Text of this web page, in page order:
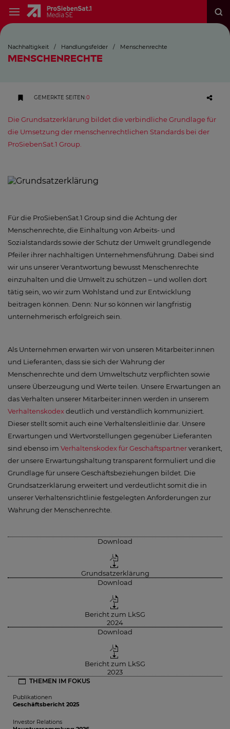
Nachhaltigkeit / Handlungsfelder / Menschenrechte
MENSCHENRECHTE
GEMERKTE SEITEN:0
Die Grundsatzerklärung bildet die verbindliche Grundlage für
die Umsetzung der menschenrechtlichen Standards bei der
ProSiebenSat.1 Group.
Für die ProSiebenSat.1 Group sind die Achtung der
Menschenrechte, die Einhaltung von Arbeits- und
Sozialstandards sowie der Schutz der Umwelt grundlegende
Pfeiler ihrer nachhaltigen Unternehmensführung. Dabei sind
wir uns unserer Verantwortung bewusst Menschenrechte
einzuhalten und die Umwelt zu schützen – und wollen dort
tätig sein, wo wir zum Wohlstand und zur Entwicklung
beitragen können. Denn: Nur so können wir langfristig
unternehmerisch erfolgreich sein.
Als Unternehmen erwarten wir von unseren Mitarbeiter:innen
und Lieferanten, dass sie sich der Wahrung der
Menschenrechte und dem Umweltschutz verpflichten sowie
unsere Überzeugung und Werte teilen. Unsere Erwartungen an
das Verhalten unserer Mitarbeiter:innen werden in unserem
Verhaltenskodexdeutlich und verständlich kommuniziert.
Dieser stellt somit auch eine Verhaltensleitlinie dar. Unsere
Erwartungen und Wertvorstellungen gegenüber Lieferanten
sind ebenso im Verhaltenskodex für Geschäftspartnerverankert,
der unsere Erwartungshaltung transparent formuliert und die
Grundlage für unsere Geschäftsbeziehungen bildet. Die
Grundsatzerklärung erweitert und verdeutlicht somit die in
unserer Verhaltensrichtlinie festgelegten Anforderungen zur
Wahrung der Menschenrechte.
Download
Grundsatzerklärung
Download
Bericht zum LkSG
2024
Download
Bericht zum LkSG
2023
THEMEN IM FOKUS
Publikationen
Geschäftsbericht 2025
Investor Relations